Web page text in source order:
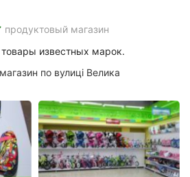
продуктовый магазин
известных марок.
по вулиці Велика